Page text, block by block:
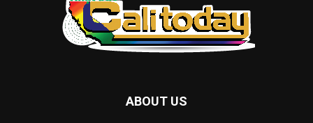
ABOUT US